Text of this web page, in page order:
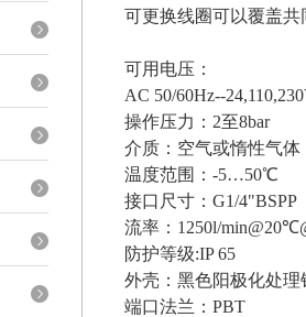
可更换线圈可以覆盖
可用电压：
AC 50/60Hz--
操作压力：2至8bar
介质：空气或惰性气体
温度范围：-5…50℃
接口尺寸：G1/4"BSPP
流率：1250l/
防护等级:IP 65
外壳：黑色阳极化处理
端口法兰：PBT